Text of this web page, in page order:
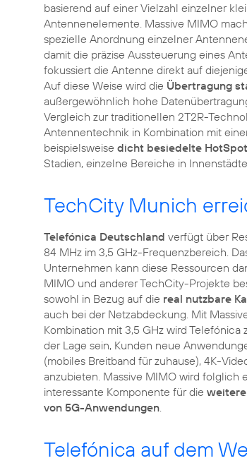
basierend auf einer Vielzahl einzelner
Antennenelemente. Massive MIMO
spezielle Anordnung einzelner
damit die präzise Aussteuerung eines
fokussiert die Antenne direkt auf
Auf diese Weise wird die Übertragung
außergewöhnlich hohe
Vergleich zur traditionellen 2T2R-
Antennentechnik in Kombination mit
beispielsweise dicht besiedelte
Stadien, einzelne Bereiche in
TechCity Munich
Telefónica Deutschland verfügt über
84 MHz im 3,5 GHz-Frequenzbereich.
Unternehmen kann diese Ressourcen
MIMO und anderer TechCity-Projekte
sowohl in Bezug auf die real nutzbare
auch bei der Netzabdeckung. Mit
Kombination mit 3,5 GHz wird Telefónica
der Lage sein, Kunden neue
(mobiles Breitband für zuhause), 4K-
anzubieten. Massive MIMO wird folglich
interessante Komponente für die
von 5G-Anwendungen.
Telefónica auf dem